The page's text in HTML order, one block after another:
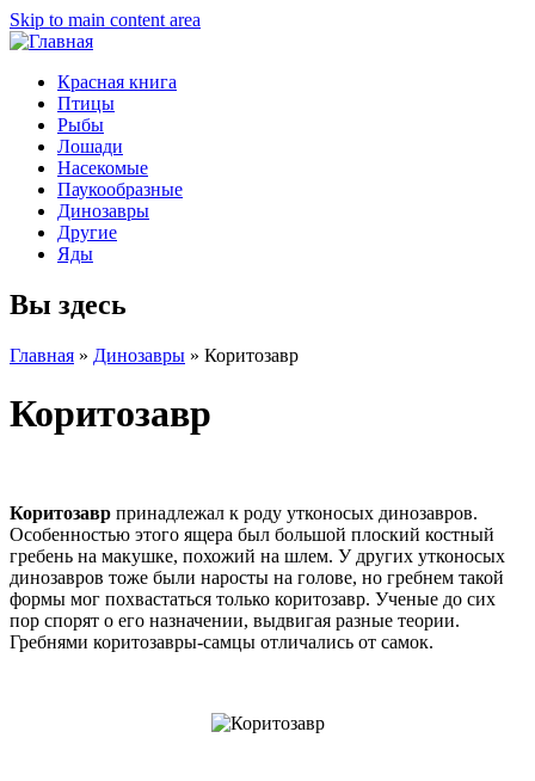
Skip to main content area
Красная книга
Птицы
Рыбы
Лошади
Насекомые
Паукообразные
Динозавры
Другие
Яды
Вы здесь
Главная » Динозавры » Коритозавр
Коритозавр
Коритозавр принадлежал к роду утконосых динозавров.
Особенностью этого ящера был большой плоский костный
гребень на макушке, похожий на шлем. У других утконосых
динозавров тоже были наросты на голове, но гребнем такой
формы мог похвастаться только коритозавр. Ученые до сих
пор спорят о его назначении, выдвигая разные теории.
Гребнями коритозавры-самцы отличались от самок.